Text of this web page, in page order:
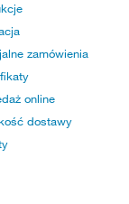
zamówienia
online
dostawy